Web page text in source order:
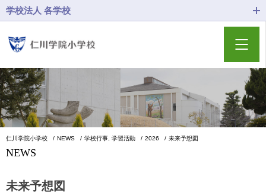
学校法人 各学校
仁川学院小学校 NEWS 学校行事, 学習活動 2026 未来予想図
NEWS
未来予想図